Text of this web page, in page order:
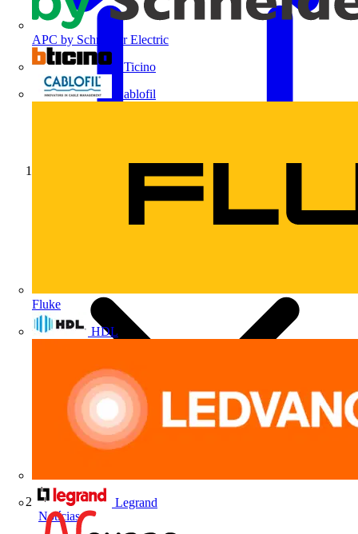
APC by Schneider Electric
BTicino
Cablofil
Fluke
HDL
Legrand
Notícias